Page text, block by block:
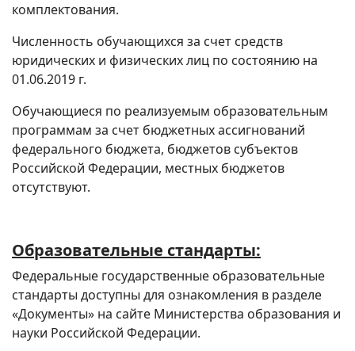
комплектования.
Численность обучающихся за счет средств
юридических и физических лиц по состоянию на
01.06.2019 г.
Обучающиеся по реализуемым образовательным
программам за счет бюджетных ассигнований
федерального бюджета, бюджетов субъектов
Российской Федерации, местных бюджетов
отсутствуют.
Образовательные стандарты:
Федеральные государственные образовательные
стандарты доступны для ознакомления в разделе
«Документы» на сайте Министерства образования и
науки Российской Федерации.